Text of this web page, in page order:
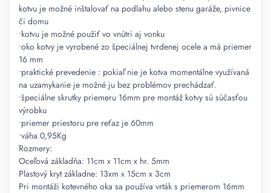
kotvu je možné inštalovať na podlahu alebo stenu garáže, pivnice
či domu
•kotvu je možné použiť vo vnútri aj vonku
•oko kotvy je vyrobené zo špeciálnej tvrdenej ocele a má priemer
16 mm
•praktické prevedenie : pokiaľ nie je kotva momentálne využívaná
na uzamykanie je možné ju bez problémov prechádzať.
•špeciálne skrutky priemeru 16mm pre montáž kotvy sú súčasťou
výrobku
•priemer priestoru pre reťaz je 60mm
•váha 0,95Kg
Rozmery:
Oceľová základňa: 11cm x 11cm x hr. 5mm
Plastový kryt základne: 13xm x 15cm x 3cm
Pri montáži kotevného oka sa používa vrták s priemerom 16mm